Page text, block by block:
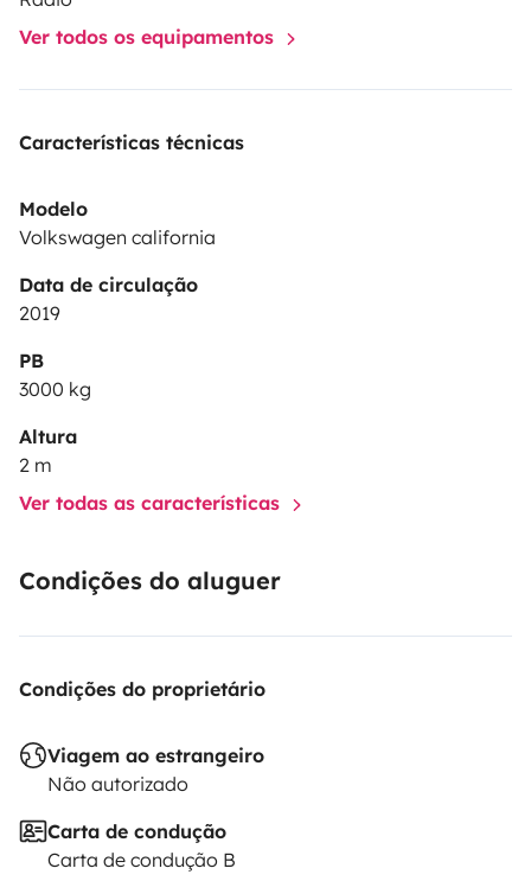
à bientôt, pour une vraie belle aventure en van
;)Isabelle
Ver todos os equipamentos
Características técnicas
Modelo
Volkswagen california
Data de circulação
2019
PB
3000 kg
Altura
2 m
Ver todas as características
Condições do aluguer
Condições do proprietário
Viagem ao estrangeiro
Não autorizado
Carta de condução
Carta de condução B